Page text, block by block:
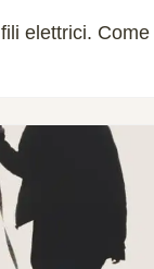
elettrici.